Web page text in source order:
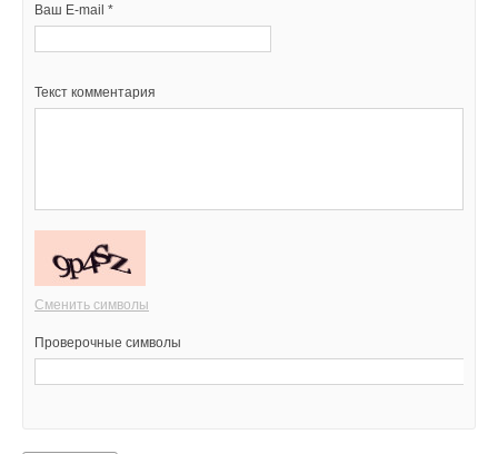
Ваш E-mail *
Текст комментария
Сменить символы
Проверочные символы